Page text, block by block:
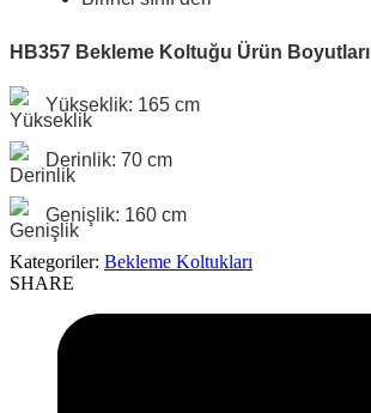
HB357 Bekleme Koltuğu Ürün Boyutları
Yükseklik: 165 cm
Derinlik: 70 cm
Genişlik: 160 cm
Kategoriler: Bekleme Koltukları
SHARE